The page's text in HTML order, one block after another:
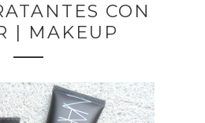
CON
| MAKEUP